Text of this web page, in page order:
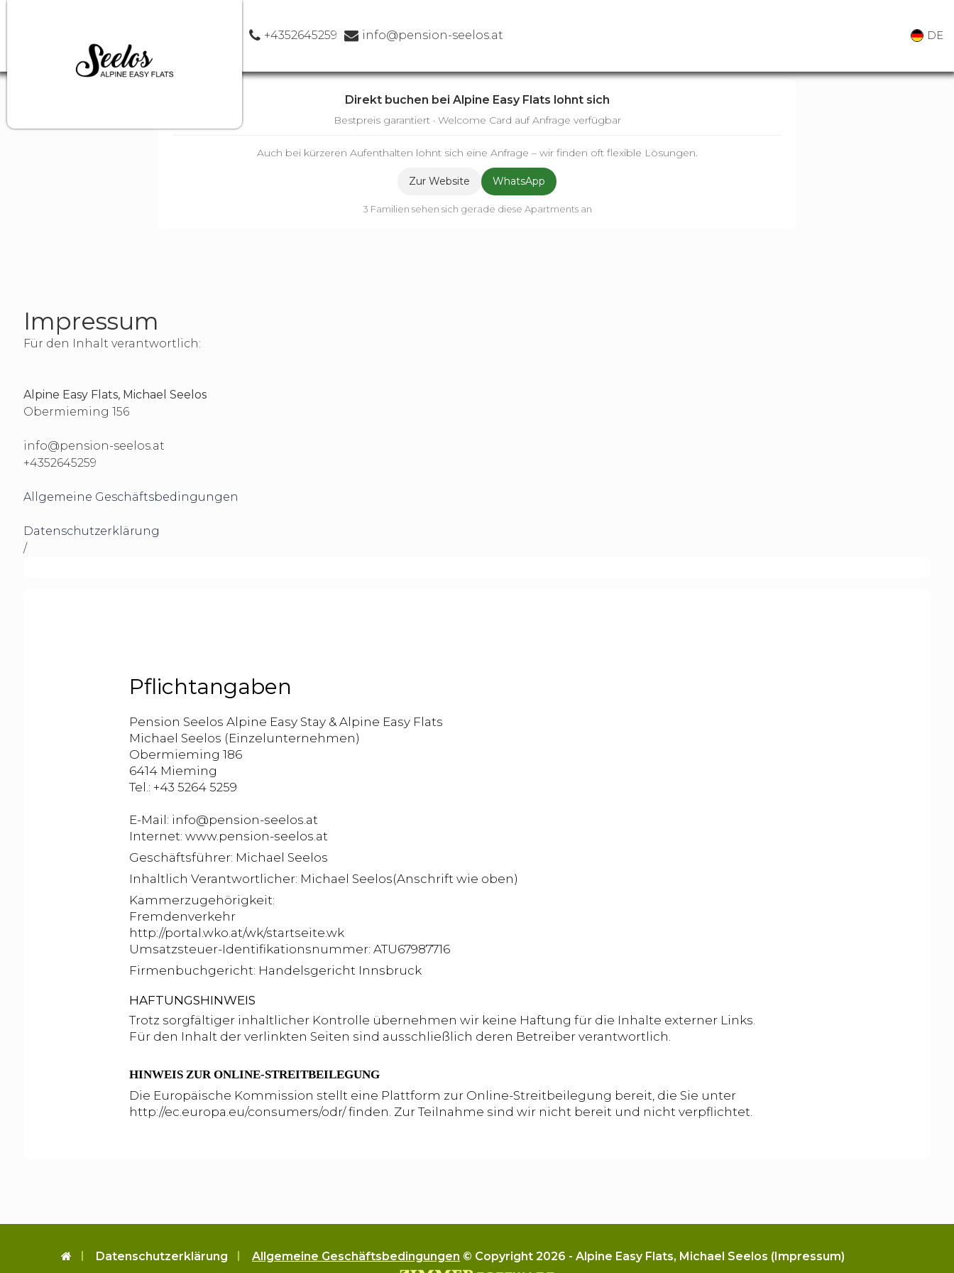
+4352645259 info@pension-seelos.at DE
Direkt buchen bei Alpine Easy Flats lohnt sich
Bestpreis garantiert · Welcome Card auf Anfrage verfügbar
Auch bei kürzeren Aufenthalten lohnt sich eine Anfrage – wir finden oft flexible Lösungen.
Zur Website WhatsApp
3 Familien sehen sich gerade diese Apartments an
Impressum
Für den Inhalt verantwortlich:
Alpine Easy Flats, Michael Seelos
Obermieming 156
info@pension-seelos.at
+4352645259
Allgemeine Geschäftsbedingungen
Datenschutzerklärung
/
Pflichtangaben
Pension Seelos Alpine Easy Stay & Alpine Easy Flats
Michael Seelos (Einzelunternehmen)
Obermieming 186
6414 Mieming
Tel.: +43 5264 5259
E-Mail: info@pension-seelos.at
Internet: www.pension-seelos.at
Geschäftsführer: Michael Seelos
Inhaltlich Verantwortlicher: Michael Seelos(Anschrift wie oben)
Kammerzugehörigkeit:
Fremdenverkehr
http://portal.wko.at/wk/startseite.wk
Umsatzsteuer-Identifikationsnummer: ATU67987716
Firmenbuchgericht: Handelsgericht Innsbruck
​HAFTUNGSHINWEIS
Trotz sorgfältiger inhaltlicher Kontrolle übernehmen wir keine Haftung für die Inhalte externer Links.
Für den Inhalt der verlinkten Seiten sind ausschließlich deren Betreiber verantwortlich.
HINWEIS ZUR ONLINE-STREITBEILEGUNG
Die Europäische Kommission stellt eine Plattform zur Online-Streitbeilegung bereit, die Sie unter
http://ec.europa.eu/consumers/odr/finden. Zur Teilnahme sind wir nicht bereit und nicht verpflichtet.
Datenschutzerklärung Allgemeine Geschäftsbedingungen © Copyright 2026 - Alpine Easy Flats, Michael Seelos (Impressum)